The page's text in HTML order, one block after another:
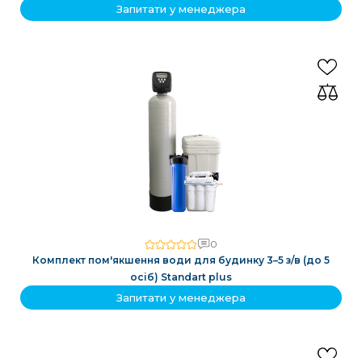
Запитати у менеджера
0
Комплект пом'якшення води для будинку 3–5 з/в (до 5
осіб) Standart plus
Запитати у менеджера